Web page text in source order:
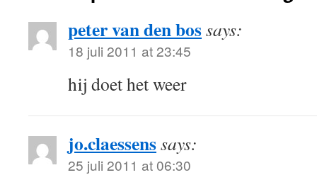
peter van den bossays:
18 juli 2011 at 23:45
hij doet het weer
jo.claessenssays:
25 juli 2011 at 06:30